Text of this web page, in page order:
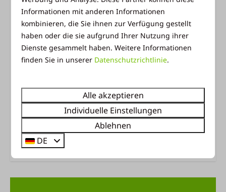
und Außenpool, genießen Sie eine köstliche
Mahlzeit im Restaurant, holen Sie noch einige
Lebensmittel in unserem Parkladen und lassen Sie
die Kinder sich auf den Spielplätzen und dem
Sportfeld austoben. Die zentrale Lage von
atemberaubende Natur, charmante Städte oder ein
erlebnisreicher Tagesausflug.
Energie-Label:
Informationen mit anderen Informationen
kombinieren, die Sie ihnen zur Verfügung gestellt
haben oder die sie aufgrund Ihrer Nutzung ihrer
Dienste gesammelt haben. Weitere Informationen
finden Sie in unserer Datenschutzrichtlinie.
Alle akzeptieren
Individuelle Einstellungen
Ablehnen
DE